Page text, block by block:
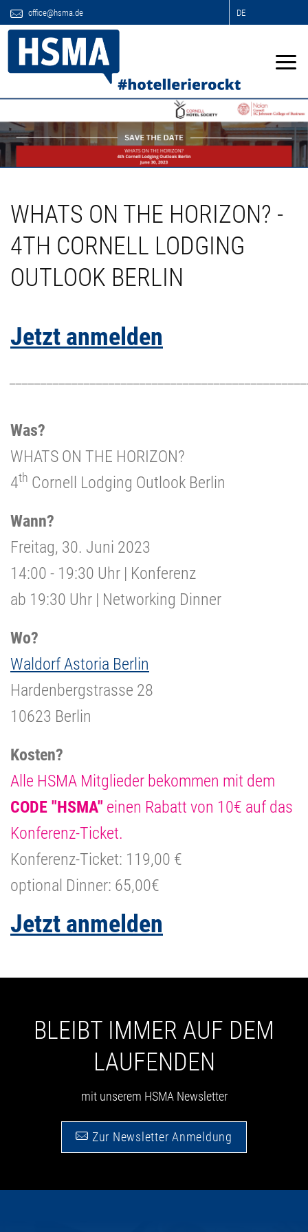
office@hsma.de DE
WHATS ON THE HORIZON? -
4TH CORNELL LODGING
OUTLOOK BERLIN
Jetzt anmelden
Was?
WHATS ON THE HORIZON?
4th Cornell Lodging Outlook Berlin
Wann?
Freitag, 30. Juni 2023
14:00 - 19:30 Uhr | Konferenz
ab 19:30 Uhr | Networking Dinner
Wo?
Waldorf Astoria Berlin
Hardenbergstrasse 28
10623 Berlin
Kosten?
Alle HSMA Mitglieder bekommen mit dem
CODE "HSMA" einen Rabatt von 10€ auf das
Konferenz-Ticket.
Konferenz-Ticket: 119,00 €
optional Dinner: 65,00€
Jetzt anmelden
BLEIBT IMMER AUF DEM
LAUFENDEN
mit unserem HSMA Newsletter
Zur Newsletter Anmeldung